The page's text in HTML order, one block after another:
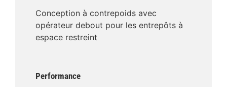
Conception à contrepoids avec
opérateur debout pour les entrepôts à
espace restreint
Performance